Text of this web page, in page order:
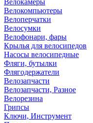
Велокамеры
Велокомпьютеры
Велоперчатки
Велосумки
Велофонари, фары
Крылья для велосипедов
Насосы велосипедные
Фляги, бутылки
Флягодержатели
Велозапчасти
Велозапчасти, Разное
Велорезина
Грипсы
Ключи, Инструмент